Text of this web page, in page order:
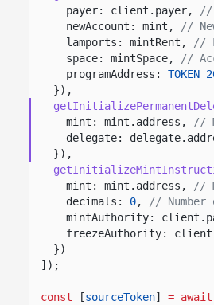
payer: client.payer,
//
newAccount: mint,
//
lamports: mintRent,
//
space: mintSpace,
//
programAddress:
}),
mint: mint.address,
//
delegate:
}),
mint: mint.address,
//
decimals:
0,
//
mintAuthority:
freezeAuthority:
})
]);
const [sourceToken] = await